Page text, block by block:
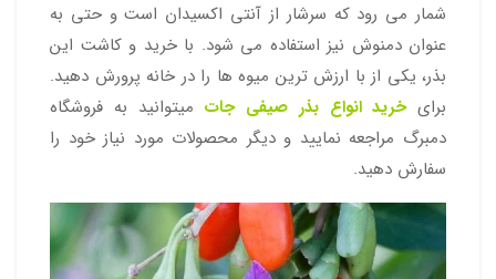
شمار می رود که سرشار از آنتی اکسیدان است و حتی به
عنوان دمنوش نیز استفاده می شود. با خرید و کاشت این
بذر، یکی از با ارزش ترین میوه ها را در خانه پرورش دهید.
برایخرید انواع بذر صیفی جات میتوانید به فروشگاه
دمبرگ مراجعه نمایید و دیگر محصولات مورد نیاز خود را
سفارش دهید.